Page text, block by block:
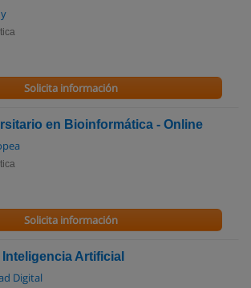
Solicita información
en Bioinformática - Online
Solicita información
Artificial
Digital